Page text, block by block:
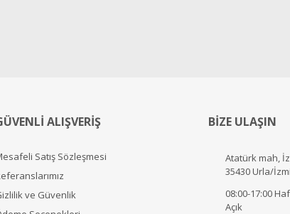
ALIŞVERİŞ
Satış Sözleşmesi
ve Güvenlik
BİZE ULAŞIN
Atatürk mah,
35430 Urla/
08:00-17:00
Açık